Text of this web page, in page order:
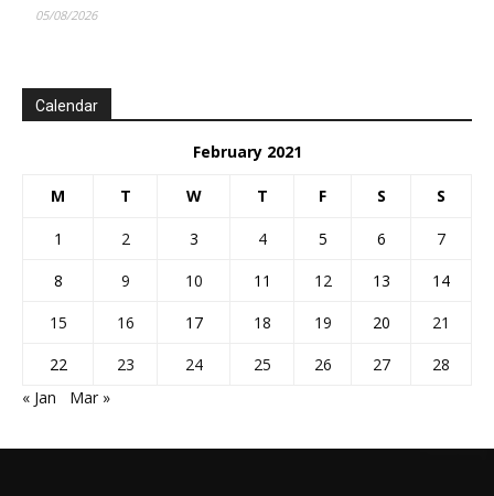
05/08/2026
Calendar
February 2021
M T W T F S S
1 2 3 4 5 6
7
8
9 10 11 12 13
14
15
16 17 18 19 20
21
22
23 24 25 26 27
28
« Jan
Mar »